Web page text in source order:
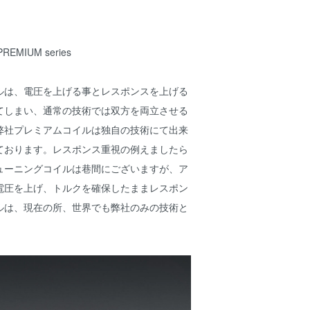
series
、電圧を上げる事とレスポンスを上げる
まい、通常の技術では双方を両立させる
プレミアムコイルは独自の技術にて出来
ります。レスポンス重視の例えましたら
ニングコイルは巷間にございますが、ア
を上げ、トルクを確保したままレスポン
、現在の所、世界でも弊社のみの技術と